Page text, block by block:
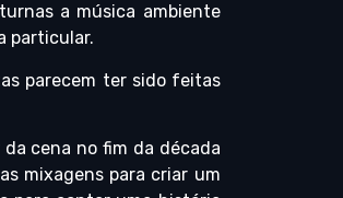
a música ambiente
particular.
parecem ter sido feitas
cena no fim da década
mixagens para criar um